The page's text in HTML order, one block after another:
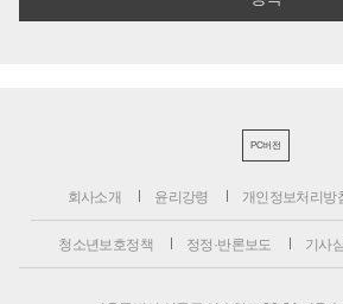
PC버전
회사소개 윤리강령 개인정보처리방
청소년보호정책 정정·반론보도 기사